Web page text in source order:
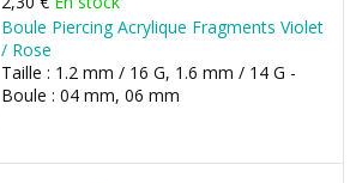
Boule Piercing Acrylique Fragments Violet
/ Rose
Taille : 1.2 mm / 16 G, 1.6 mm / 14 G -
Boule : 04 mm, 06 mm